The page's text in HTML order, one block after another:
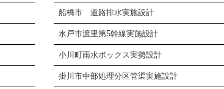
船橋市 道路排水実施設計
水戸市渡里第5幹線実施設計
小川町雨水ボックス実勢設計
掛川市中部処理分区管渠実施設計